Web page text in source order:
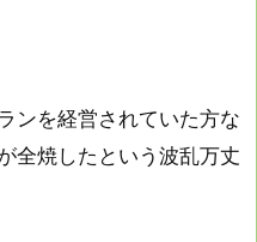
ンを経営されていた方な
全焼したという波乱万丈